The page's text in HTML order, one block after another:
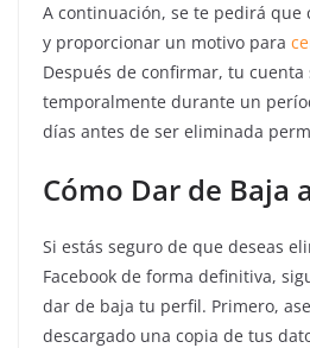
A continuación, se te pedirá que
y proporcionar un motivo para
Después de confirmar, tu cuenta
temporalmente durante un
días antes de ser eliminada
Cómo Dar de Baja
Si estás seguro de que deseas
Facebook de forma definitiva,
dar de baja tu perfil. Primero,
descargado una copia de tus